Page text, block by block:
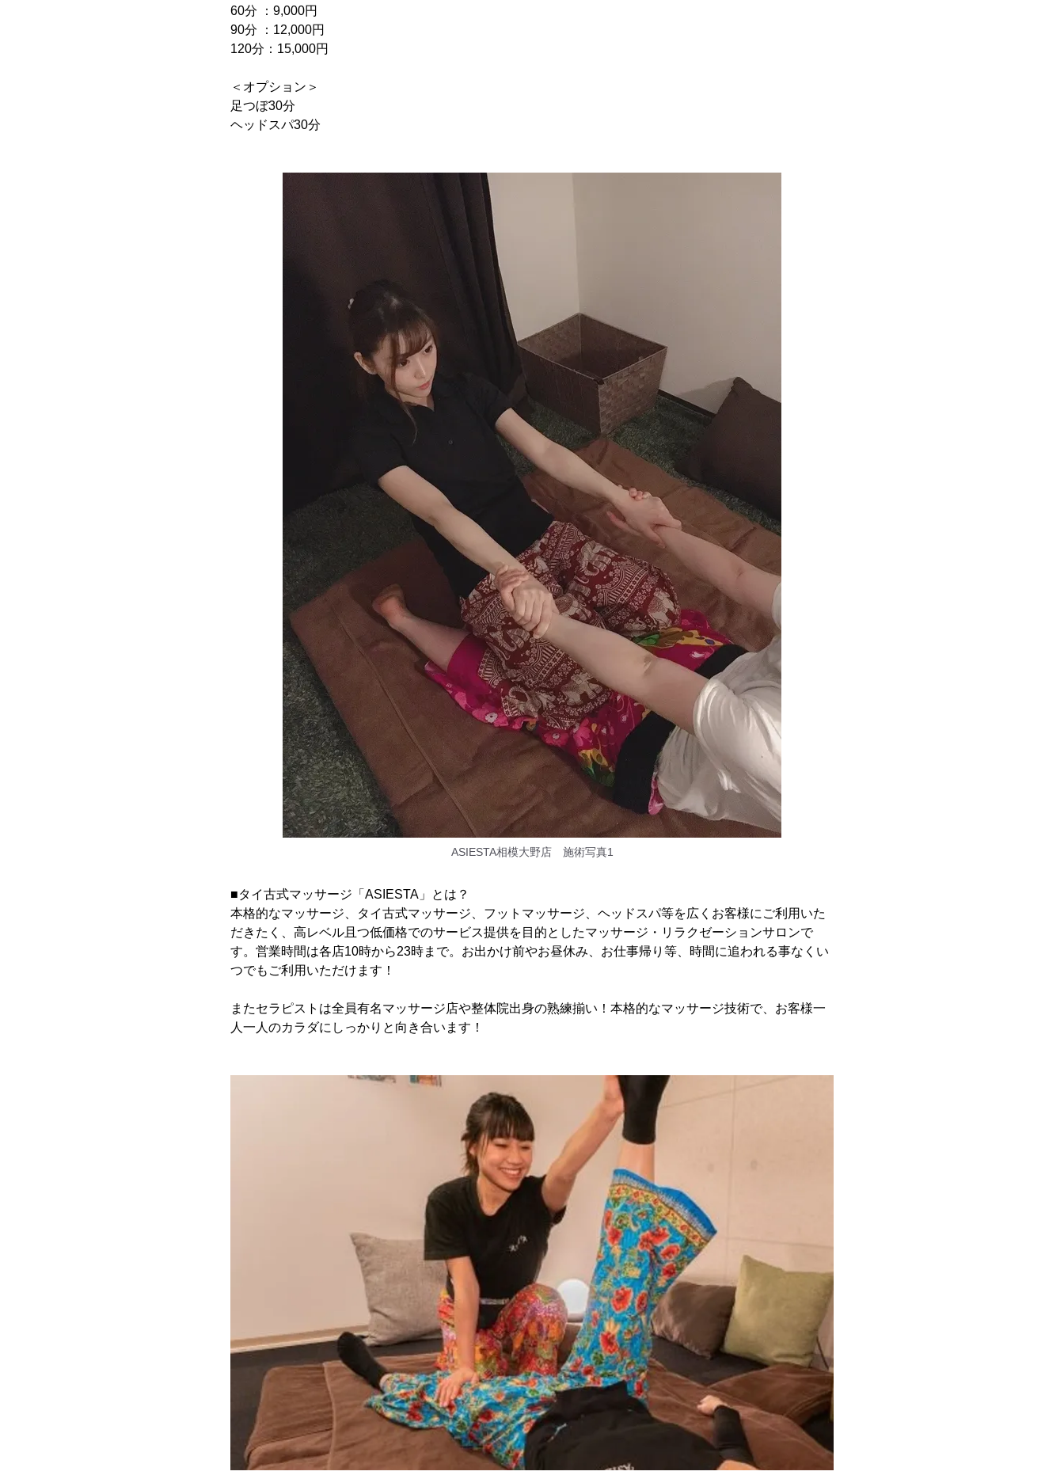
60分 ：9,000円
90分 ：12,000円
120分：15,000円
＜オプション＞
足つぼ30分
ヘッドスパ30分
ASIESTA相模大野店 施術写真1
■タイ古式マッサージ「ASIESTA」とは？
本格的なマッサージ、タイ古式マッサージ、フットマッサージ、ヘッドスパ等を広くお客様にご利用いた
だきたく、高レベル且つ低価格でのサービス提供を目的としたマッサージ・リラクゼーションサロンで
す。営業時間は各店10時から23時まで。お出かけ前やお昼休み、お仕事帰り等、時間に追われる事なくい
つでもご利用いただけます！
またセラピストは全員有名マッサージ店や整体院出身の熟練揃い！本格的なマッサージ技術で、お客様一
人一人のカラダにしっかりと向き合います！